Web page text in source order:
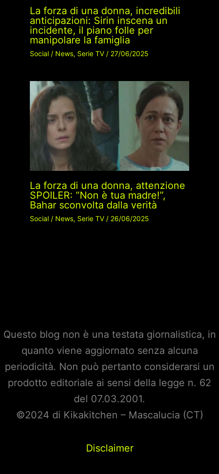
La forza di una donna, incredibili
anticipazioni: Sirin inscena un
incidente, il piano folle per
manipolare la famiglia
Social/ News, Serie TV/ 27/06/2025
La forza di una donna, attenzione
SPOILER: “Non è tua madre!”,
Bahar sconvolta dalla verità
Social/ News, Serie TV/ 26/06/2025
Questo blog non è una testata giornalistica, in
quanto viene aggiornato senza alcuna
periodicità. Non può pertanto considerarsi un
prodotto editoriale ai sensi della legge n. 62
del 07.03.2001.
©2024 di Kikakitchen – Mascalucia (CT)
Disclaimer